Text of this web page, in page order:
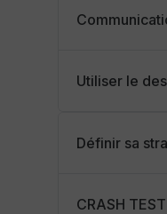
Utiliser le
Définir sa
CRASH